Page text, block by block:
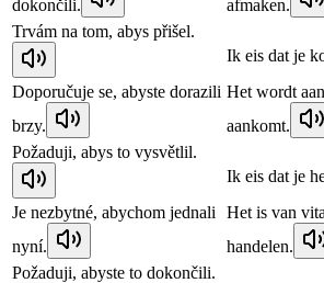
dokončili.
afmaken.
Trvám na tom, abys přišel.
Ik eis dat je
Doporučuje se, abyste dorazili
brzy.
Het wordt
aankomt.
Požaduji, abys to vysvětlil.
Ik eis dat je
Je nezbytné, abychom jednali
nyní.
Het is van
handelen.
Požaduji, abyste to dokončili.